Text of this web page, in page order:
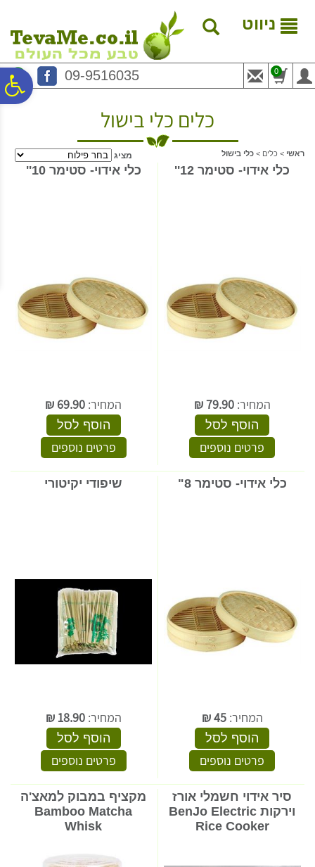
נגישות
המרכזי
ניווט
09-9516035 0
כלים כלי בישול
ראשי > כלים > כלי בישול מציג
כלי אידוי- סטימר 12''
המחיר:79.90
₪
הוסף לסל
פרטים נוספים
כלי אידוי- סטימר 10''
המחיר: 69.90
₪
הוסף לסל
פרטים נוספים
כלי אידוי- סטימר 8"
המחיר:45
₪
הוסף לסל
פרטים נוספים
שיפודי יקיטורי
המחיר:18.90
₪
הוסף לסל
פרטים נוספים
סיר אידוי חשמלי אורז
וירקות BenJo Electric
Rice Cooker
מקציף במבוק למאצ'ה
Bamboo Matcha
Whisk